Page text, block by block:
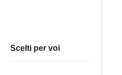
Scelti per voi